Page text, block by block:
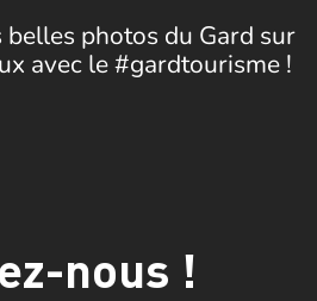
photos du Gard sur
avec le #gardtourisme !
nous !